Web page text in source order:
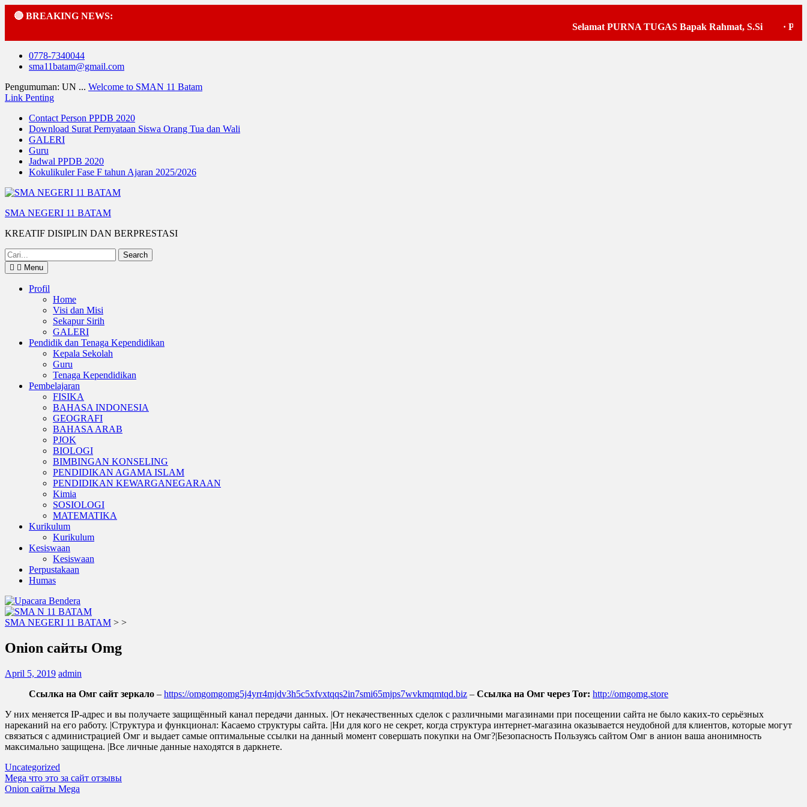
🔴 BREAKING NEWS:
Selamat PURNA TUGAS Bapak Rahmat, S.Si
·
Skip
0778-7340044
sma11batam@gmail.com
Pengumuman: UN ... Welcome to SMAN 11 Batam
Link Penting
Contact Person PPDB 2020
Download Surat Pernyataan Siswa Orang Tua dan Wali
GALERI
Guru
Jadwal PPDB 2020
Kokulikuler Fase F tahun Ajaran 2025/2026
SMA NEGERI 11 BATAM
KREATIF DISIPLIN DAN BERPRESTASI
Search
for:
Menu
Profil
Home
Visi dan Misi
Sekapur Sirih
GALERI
Pendidik dan Tenaga Kependidikan
Kepala Sekolah
Guru
Tenaga Kependidikan
Pembelajaran
FISIKA
BAHASA INDONESIA
GEOGRAFI
BAHASA ARAB
PJOK
BIOLOGI
BIMBINGAN KONSELING
PENDIDIKAN AGAMA ISLAM
PENDIDIKAN KEWARGANEGARAAN
Kimia
SOSIOLOGI
MATEMATIKA
Kurikulum
Kurikulum
Kesiswaan
Kesiswaan
Perpustakaan
Humas
SMA NEGERI 11 BATAM > >
Onion сайты Omg
April 5, 2019 admin
Ссылка на Омг сайт зеркало – https://omgomgomg5j4yrr4mjdv3h5c5xfvxtqqs2in7smi65mjps7wvkmqmtqd.biz – Ссылка на Омг через Tor: http://omgomg.store
У них меняется IP-адрес и вы получаете защищённый канал передачи данных. |От некачественных сделок с различными магазинами при посещении сайта не было каких-то серьёзных
нареканий на его работу. |Структура и функционал: Касаемо структуры сайта. |Ни для кого не секрет, когда структура интернет-магазина оказывается неудобной для клиентов, которые могут
связаться с администрацией Омг и выдает самые оптимальные ссылки на данный момент совершать покупки на Омг?|Безопасность Пользуясь сайтом Омг в анион ваша анонимность
максимально защищена. |Все личные данные находятся в даркнете.
Uncategorized
Post
navigation
Mega что это за сайт отзывы
Onion сайты Mega